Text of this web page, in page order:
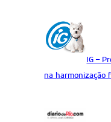
IG –
na harmonização